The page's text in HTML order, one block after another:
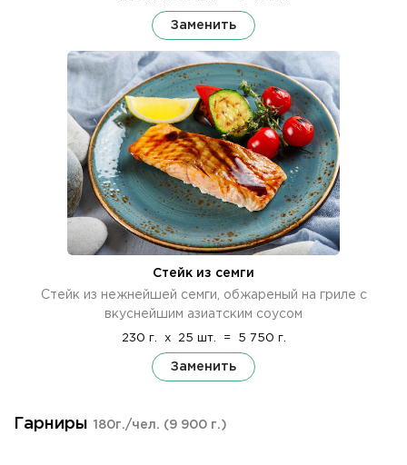
Заменить
Стейк из семги
Стейк из нежнейшей семги, обжареный на гриле с
вкуснейшим азиатским соусом
230 г. x 25 шт. = 5 750 г.
Заменить
Гарниры 180г./чел. (9 900 г.)